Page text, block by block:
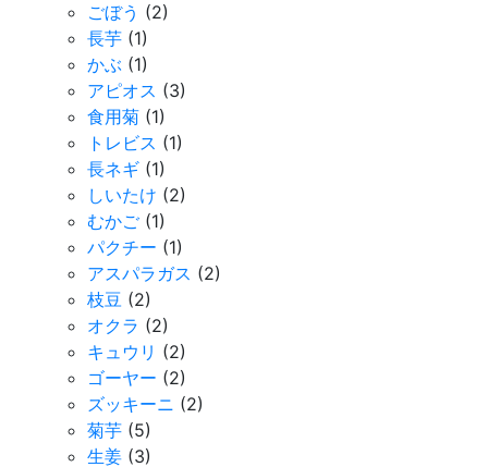
ごぼう (2)
長芋 (1)
かぶ (1)
アピオス (3)
食用菊 (1)
トレビス (1)
長ネギ (1)
しいたけ (2)
むかご (1)
パクチー (1)
アスパラガス (2)
枝豆 (2)
オクラ (2)
キュウリ (2)
ゴーヤー (2)
ズッキーニ (2)
菊芋 (5)
生姜 (3)